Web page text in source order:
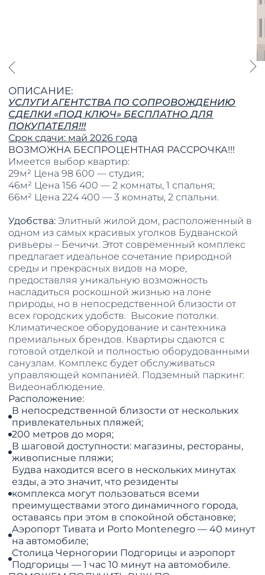
ОПИСАНИЕ:
УСЛУГИ АГЕНТСТВА ПО СОПРОВОЖДЕНИЮ
СДЕЛКИ «ПОД КЛЮЧ» БЕСПЛАТНО ДЛЯ
ПОКУПАТЕЛЯ!!!
Срок сдачи: май 2026 года
ВОЗМОЖНА БЕСПРОЦЕНТНАЯ РАССРОЧКА!!!
Имеется выбор квартир:
29м² Цена 98 600 — студия;
46м² Цена 156 400 — 2 комнаты, 1 спальня;
66м² Цена 224 400 — 3 комнаты, 2 спальни.
Удобства:Элитный жилой дом, расположенный в
одном из самых красивых уголков Будванской
ривьеры – Бечичи. Этот современный комплекс
предлагает идеальное сочетание природной
среды и прекрасных видов на море,
предоставляя уникальную возможность
насладиться роскошной жизнью на лоне
природы, но в непосредственной близости от
всех городских удобств. Высокие потолки.
Климатическое оборудование и сантехника
премиальных брендов. Квартиры сдаются с
готовой отделкой и полностью оборудованными
санузлам. Комплекс будет обслуживаться
управляющей компанией. Подземный паркинг.
Видеонаблюдение.
Расположение:
В непосредственной близости от нескольких
привлекательных пляжей;
200 метров до моря;
В шаговой доступности: магазины, рестораны,
живописные пляжи;
Будва находится всего в нескольких минутах
езды, а это значит, что резиденты
комплекса могут пользоваться всеми
преимуществами этого динамичного города,
оставаясь при этом в спокойной обстановке;
Аэропорт Тивата и Porto Montenegro — 40 минут
на автомобиле;
Столица Черногории Подгорицы и аэропорт
Подгорицы — 1 час 10 минут на автомобиле.